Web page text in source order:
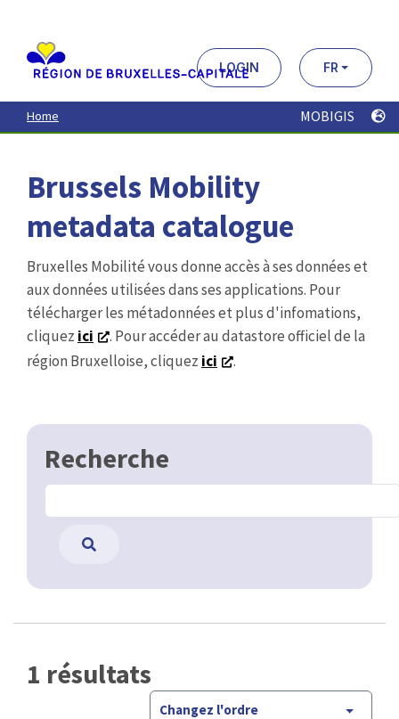
contenu
principal
LOGIN FR
Home MOBIGIS
Brussels Mobility
metadata catalogue
Bruxelles Mobilité vous donne accès à ses données et
aux données utilisées dans ses applications. Pour
télécharger les métadonnées et plus d'infomations,
cliquez ici
. Pour accéder au datastore officiel de la
région Bruxelloise, cliquez ici .
Recherche
1 résultats
Changez l'ordre